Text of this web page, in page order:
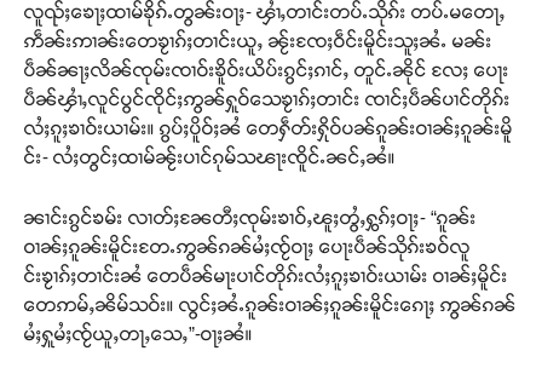
လူၺ်ႈၶေႃႈထၢမ်ၶိုၵ်ႉတွၼ်းဝႃႈ- ၾၢႆႇတၢင်းတပ်ႉသိုၵ်း တပ်ႉမတေႃႇ
ဢဵၼ်းဢၢၼ်းတေၶႂၢၵ်ႈတၢင်းယူႇ ၼႂ်းၸႄႈဝဵင်းမိူင်းသူႈၼႆႉ မၼ်း
ပဵၼ်ၼႃႈလိၼ်ၸုမ်းၸၢဝ်းၶိူဝ်းယိပ်းၵွင်ႈၵၢင်ႇ တူင်ႉၼိုင် လႄႈ ပေႃး
ပဵၼ်ၾၢႆႇလူင်ပွင်ၸိုင်ႈဢွၼ်ႁူဝ်သေၶႂၢၵ်ႈတၢင်း ၸၢင်ႈပဵၼ်ပၢင်တိုၵ်း
လႆႈၵူႈၶၢဝ်းယၢမ်း။ ၵွပ်ႈပိူဝ်ႈၼႆ တေႁဵတ်းႁိုဝ်ပၼ်ၵူၼ်းဝၢၼ်ႈၵူၼ်းမိူ
င်း- လႆႈတွင်ႈထၢမ်ၼႂ်းပၢင်ၵုမ်သၽႃးၸိူင်ႉၼင်ႇၼႆ။
ၼၢင်းၵွင်ၶမ်း လၢတ်ႈၼႄတီႈၸုမ်းၶၢဝ်ႇၽူႈတွႆႇႁွၵ်ႈဝႃႈ- “ၵူၼ်း
ဝၢၼ်ႈၵူၼ်းမိူင်းတႄႉဢွၼ်ၵၼ်မႆႈၸႂ်ဝႃႈ ပေႃးပဵၼ်သိုၵ်းၶဝ်လူ
င်းၶႂၢၵ်ႈတၢင်းၼႆ တေပဵၼ်မႃးပၢင်တိုၵ်းလႆႈၵူႈၶၢဝ်းယၢမ်း ဝၢၼ်ႈမိူင်း
တေဢမ်ႇၼိမ်သဝ်း။ လွင်ႈၼႆႉၵူၼ်းဝၢၼ်ႈၵူၼ်းမိူင်းၵေႃႈ ဢွၼ်ၵၼ်
မႆႈႁူမႆႈၸႂ်ယူႇတႃႇသေႇ”-ဝႃႈၼႆ။